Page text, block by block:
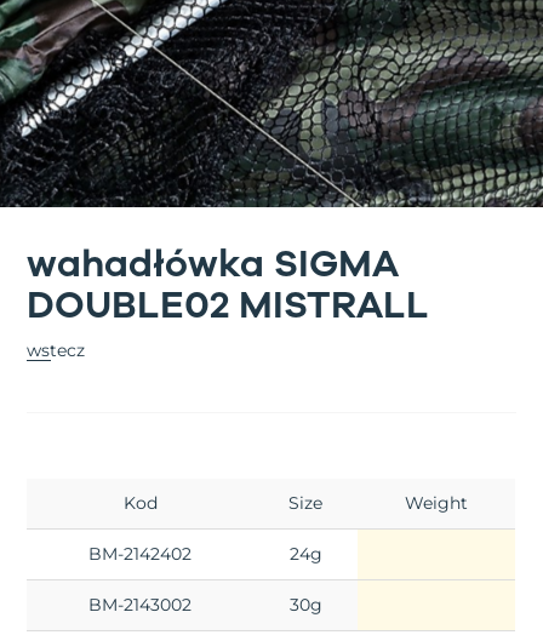
wahadłówka SIGMA
DOUBLE02 MISTRALL
wstecz
Kod Size Weight
BM-2142402 24g
BM-2143002 30g